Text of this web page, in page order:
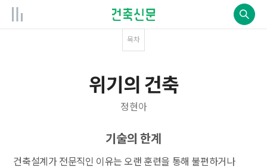
목차
위기의 건축
정현아
기술의 한계
건축설계가 전문직인 이유는 오랜 훈련을 통해 불편하거나